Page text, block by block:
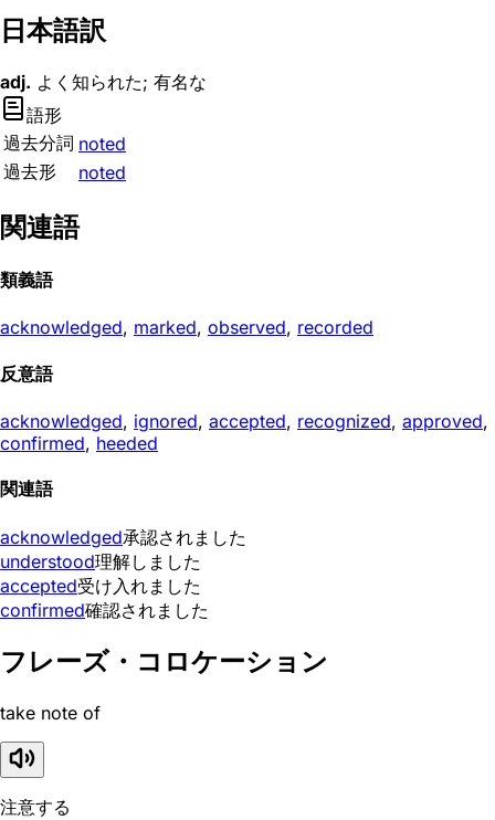
日本語訳
adj. よく知られた; 有名な
語形
過去分詞 noted
過去形
noted
関連語
類義語
acknowledged, marked, observed, recorded
反意語
acknowledged, ignored, accepted, recognized, approved,
confirmed, heeded
関連語
acknowledged承認されました
understood理解しました
accepted受け入れました
confirmed確認されました
フレーズ・コロケーション
take note of
注意する